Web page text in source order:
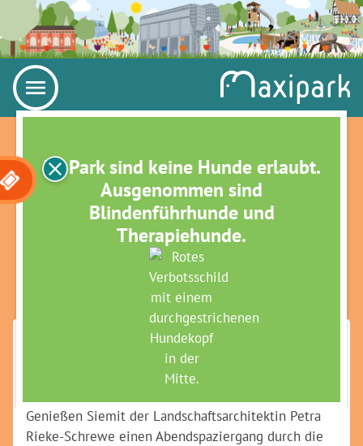
Im Park sind keine Hunde erlaubt.
Ausgenommen sind
Blindenführhunde und
Therapiehunde.
FEIERABENDFÜHRUNG -
SPÄTSOMMERLICHE
STAUDENBEETE
Veranstaltungen
Feierabendführung - Spätsommerliche Staudenbeete
Genießen Siemit der Landschaftsarchitektin Petra
Rieke-Schrewe einen Abendspaziergang durch die